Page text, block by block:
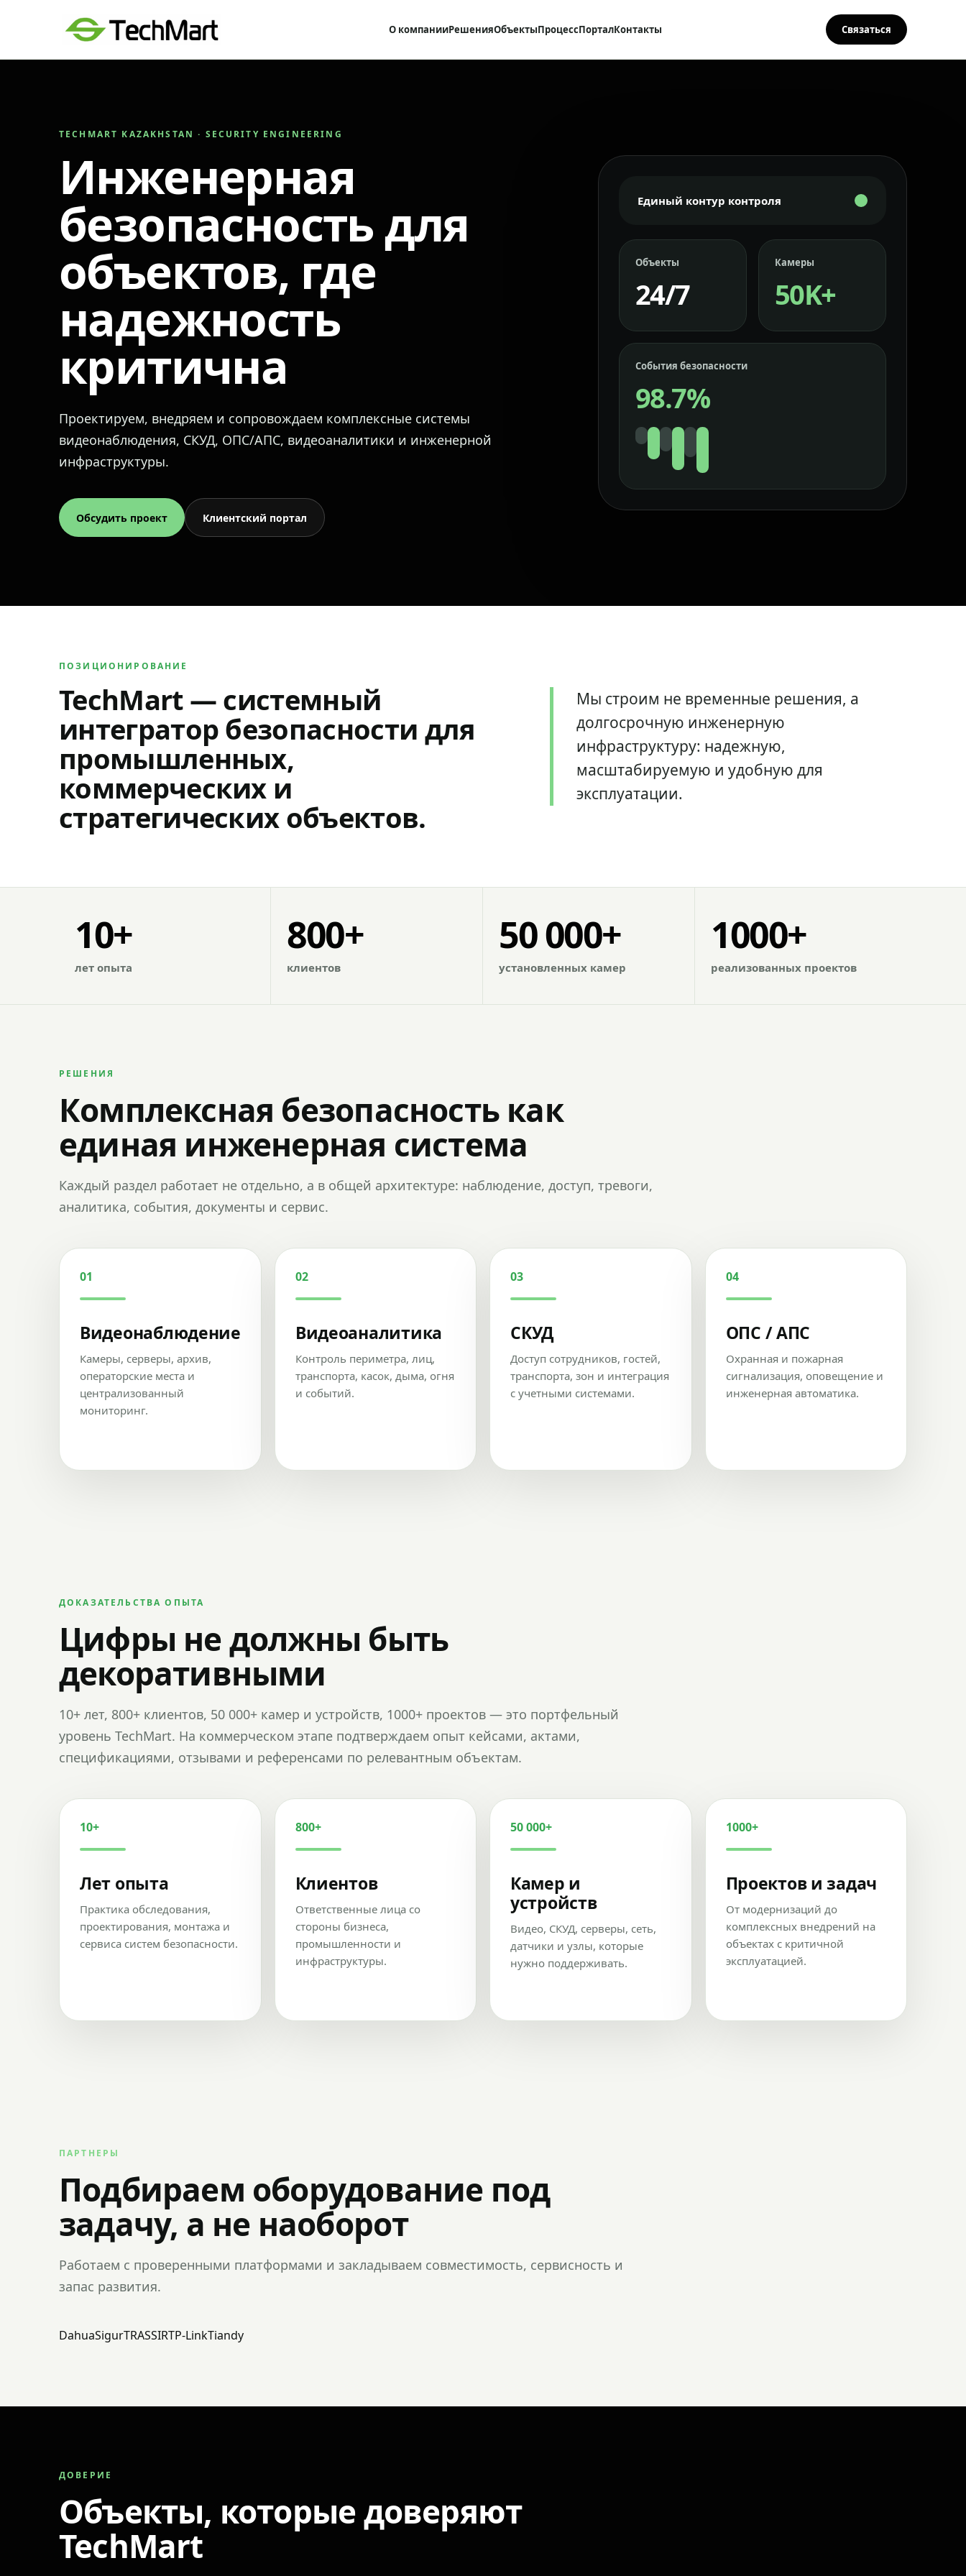
О компанииРешенияОбъектыПроцессПорталКонтакты Связаться
TECHMART KAZAKHSTAN · SECURITY ENGINEERING
Инженерная
безопасность для
объектов, где
надежность
критична
Проектируем, внедряем и сопровождаем комплексные системы
видеонаблюдения, СКУД, ОПС/АПС, видеоаналитики и инженерной
инфраструктуры.
Обсудить проект Клиентский портал
Единый контур контроля
Объекты
24/7
Камеры
50K+
События безопасности
98.7%
ПОЗИЦИОНИРОВАНИЕ
TechMart — системный
интегратор безопасности для
промышленных,
коммерческих и
стратегических объектов.
Мы строим не временные решения, а
долгосрочную инженерную
инфраструктуру: надежную,
масштабируемую и удобную для
эксплуатации.
10+
лет опыта
800+
клиентов
50 000+
установленных камер
1000+
реализованных проектов
РЕШЕНИЯ
Комплексная безопасность как
единая инженерная система
Каждый раздел работает не отдельно, а в общей архитектуре: наблюдение, доступ, тревоги,
аналитика, события, документы и сервис.
01
Видеонаблюдение
Камеры, серверы, архив,
операторские места и
централизованный
мониторинг.
02
Видеоаналитика
Контроль периметра, лиц,
транспорта, касок, дыма, огня
и событий.
03
СКУД
Доступ сотрудников, гостей,
транспорта, зон и интеграция
с учетными системами.
04
ОПС / АПС
Охранная и пожарная
сигнализация, оповещение и
инженерная автоматика.
ДОКАЗАТЕЛЬСТВА ОПЫТА
Цифры не должны быть
декоративными
10+ лет, 800+ клиентов, 50 000+ камер и устройств, 1000+ проектов — это портфельный
уровень TechMart. На коммерческом этапе подтверждаем опыт кейсами, актами,
спецификациями, отзывами и референсами по релевантным объектам.
10+
Лет опыта
Практика обследования,
проектирования, монтажа и
сервиса систем безопасности.
800+
Клиентов
Ответственные лица со
стороны бизнеса,
промышленности и
инфраструктуры.
50 000+
Камер и
устройств
Видео, СКУД, серверы, сеть,
датчики и узлы, которые
нужно поддерживать.
1000+
Проектов и задач
От модернизаций до
комплексных внедрений на
объектах с критичной
эксплуатацией.
ПАРТНЕРЫ
Подбираем оборудование под
задачу, а не наоборот
Работаем с проверенными платформами и закладываем совместимость, сервисность и
запас развития.
DahuaSigurTRASSIRTP-LinkTiandy
ДОВЕРИЕ
Объекты, которые доверяют
TechMart